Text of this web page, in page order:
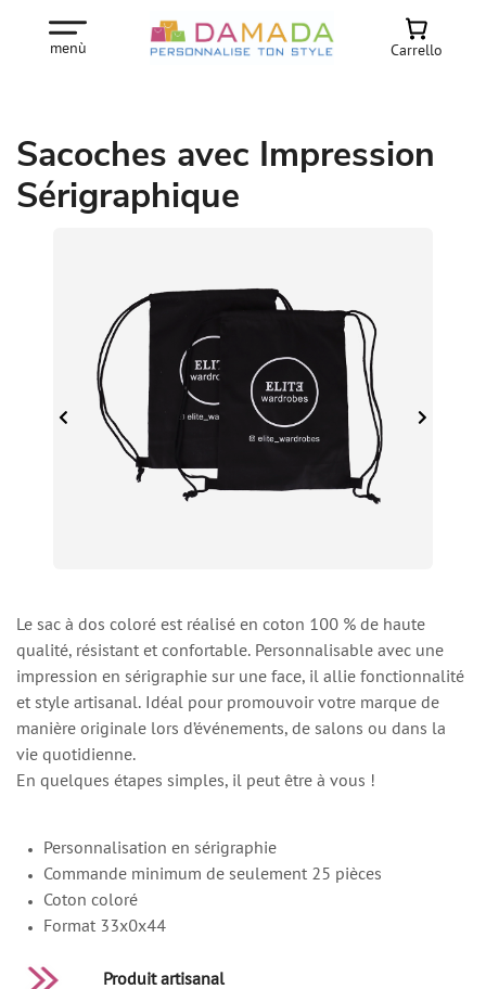
menù Carrello
Sacoches avec Impression
Sérigraphique
Le sac à dos coloré est réalisé en coton 100 % de haute
qualité, résistant et confortable. Personnalisable avec une
impression en sérigraphie sur une face, il allie fonctionnalité
et style artisanal. Idéal pour promouvoir votre marque de
manière originale lors d’événements, de salons ou dans la
vie quotidienne.
En quelques étapes simples, il peut être à vous !
Personnalisation en sérigraphie
Commande minimum de seulement 25 pièces
Coton coloré
Format 33x0x44
Produit artisanal